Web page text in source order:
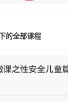
的全部课程